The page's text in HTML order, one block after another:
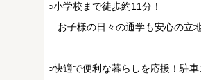
○小学校まで徒歩約11分！
お子様の日々の通学も安心の立
○快適で便利な暮らしを応援！駐